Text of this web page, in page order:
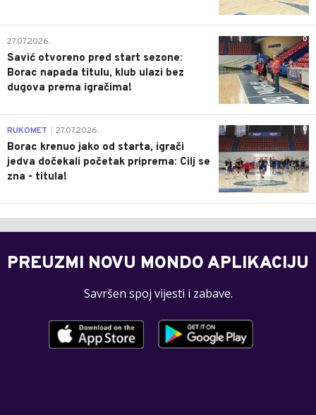
0
27.07.2026.
Savić otvoreno pred start sezone:
Borac napada titulu, klub ulazi bez
dugova prema igračima!
0
RUKOMET 27.07.2026.
Borac krenuo jako od starta, igrači
jedva dočekali početak priprema: Cilj se
zna - titula!
PREUZMI NOVU MONDO APLIKACIJU
Savršen spoj vijesti i zabave.